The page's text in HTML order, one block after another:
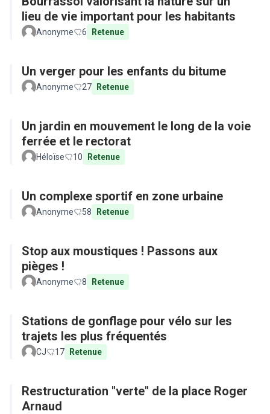
lieu de vie important pour les habitants
Anonyme 6 Retenue
Un verger pour les enfants du bitume
Anonyme 27 Retenue
Un jardin en mouvement le long de la voie
ferrée et le rectorat
Héloïse 10 Retenue
Un complexe sportif en zone urbaine
Anonyme 58 Retenue
Stop aux moustiques ! Passons aux
pièges !
Anonyme 8 Retenue
Stations de gonflage pour vélo sur les
trajets les plus fréquentés
CJ 17 Retenue
Restructuration "verte" de la place Roger
Arnaud